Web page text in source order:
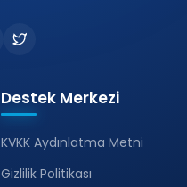
Destek Merkezi
KVKK Aydınlatma Metni
Gizlilik Politikası